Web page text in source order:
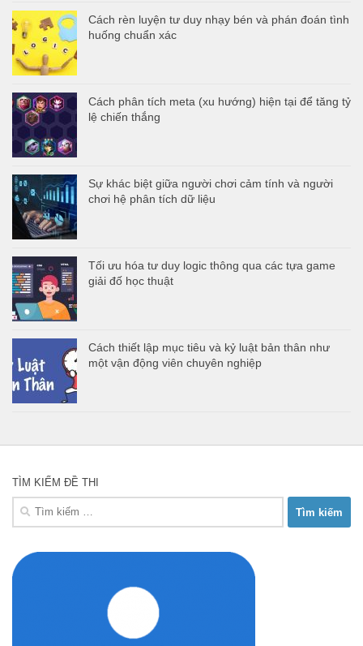
Cách rèn luyện tư duy nhạy bén và phán đoán tình
huống chuẩn xác
Cách phân tích meta (xu hướng) hiện tại để tăng tỷ
lệ chiến thắng
Sự khác biệt giữa người chơi cảm tính và người
chơi hệ phân tích dữ liệu
Tối ưu hóa tư duy logic thông qua các tựa game
giải đố học thuật
Cách thiết lập mục tiêu và kỷ luật bản thân như
một vận động viên chuyên nghiệp
TÌM KIẾM ĐỀ THI
Tìm